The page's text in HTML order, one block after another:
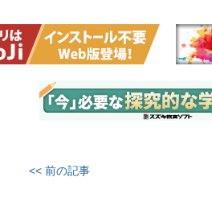
<< 前の記事